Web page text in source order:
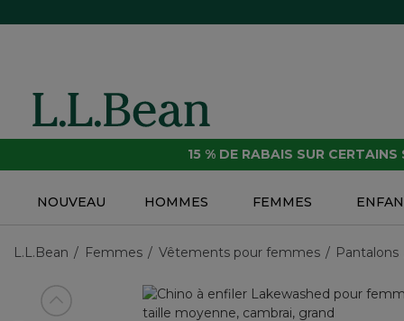
15 % DE RABAIS SUR
NOUVEAU HOMMES FEMMES
L.L.Bean Femmes Vêtements pour femmes Pantalons
Voir article précédent